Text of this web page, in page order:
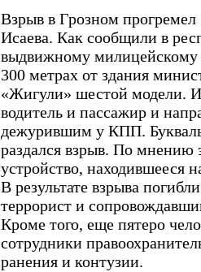
Взрыв в Грозном
Исаева. Как сообщили в
выдвижному милицейскому
300 метрах от здания
«Жигули» шестой модели.
водитель и пассажир и
дежурившим у КПП.
раздался взрыв. По мнению
устройство, находившееся
В результате взрыва
террорист и
Кроме того, еще пятеро
сотрудники
ранения и контузии.